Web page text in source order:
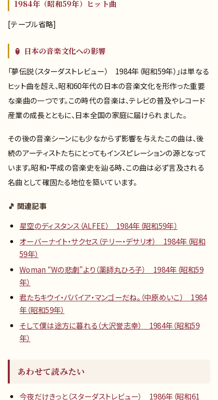
1984年（昭和59年）ヒット曲
[テーブル省略]
🏮 日本の音楽文化への影響
「夢伝説（スターダストレビュー） 1984年（昭和59年）」は単なる
ヒット曲を超え、昭和60年代の日本の音楽文化を形作った重要
な楽曲の一つです。この時代の音楽は、テレビの普及やレコード
産業の成長とともに、日本全国の家庭に届けられました。
その後の音楽シーンにも少なからず影響を与えたこの曲は、後
続のアーティストたちにとってもインスピレーションの源となって
います。昭和・平成の音楽史を辿る時、この曲は必ず言及される
名曲として確固たる地位を築いています。
🎵 関連記事
星空のディスタンス（ALFEE） 1984年（昭和59年）
オーバーナイト・サクセス（テリー・デサリオ） 1984年（昭和
59年）
Woman “Wの悲劇”より（薬師丸ひろ子） 1984年（昭和59
年）
君たちキウイ・パパイア・マンゴーだね。（中原めいこ） 1984
年（昭和59年）
そして僕は途方に暮れる（大沢誉志幸） 1984年（昭和59
年）
あわせて読みたい
今夜だけきっと（スターダストレビュー） 1986年（昭和61